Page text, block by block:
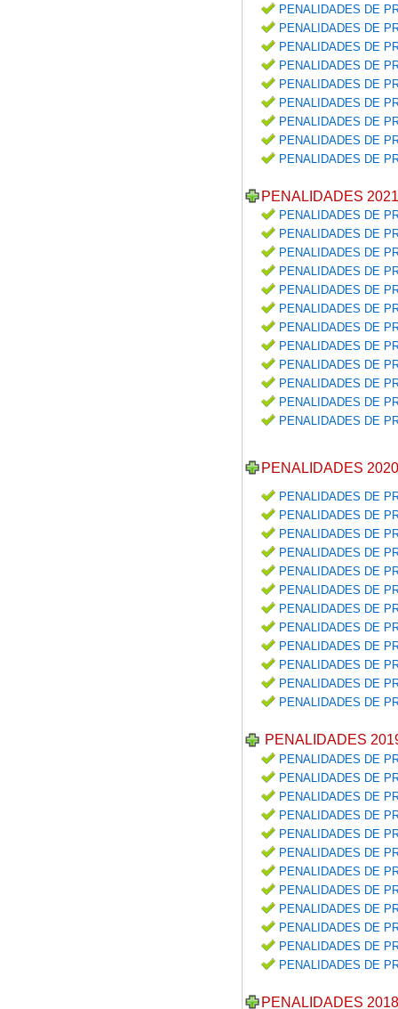
PENALIDADES DE
PENALIDADES DE
PENALIDADES DE
PENALIDADES DE
PENALIDADES DE
PENALIDADES DE
PENALIDADES DE
PENALIDADES DE
PENALIDADES DE
PENALIDADES 2021
PENALIDADES DE
PENALIDADES DE
PENALIDADES DE
PENALIDADES DE
PENALIDADES DE
PENALIDADES DE
PENALIDADES DE
PENALIDADES DE
PENALIDADES DE
PENALIDADES DE
PENALIDADES DE
PENALIDADES DE
PENALIDADES 2020
PENALIDADES DE
PENALIDADES DE
PENALIDADES DE
PENALIDADES DE
PENALIDADES DE
PENALIDADES DE
PENALIDADES DE
PENALIDADES DE
PENALIDADES DE
PENALIDADES DE
PENALIDADES DE
PENALIDADES DE
PENALIDADES
PENALIDADES DE
PENALIDADES DE
PENALIDADES DE
PENALIDADES DE
PENALIDADES DE
PENALIDADES DE
PENALIDADES DE
PENALIDADES DE
PENALIDADES DE
PENALIDADES DE
PENALIDADES DE
PENALIDADES DE
PENALIDADES 2018